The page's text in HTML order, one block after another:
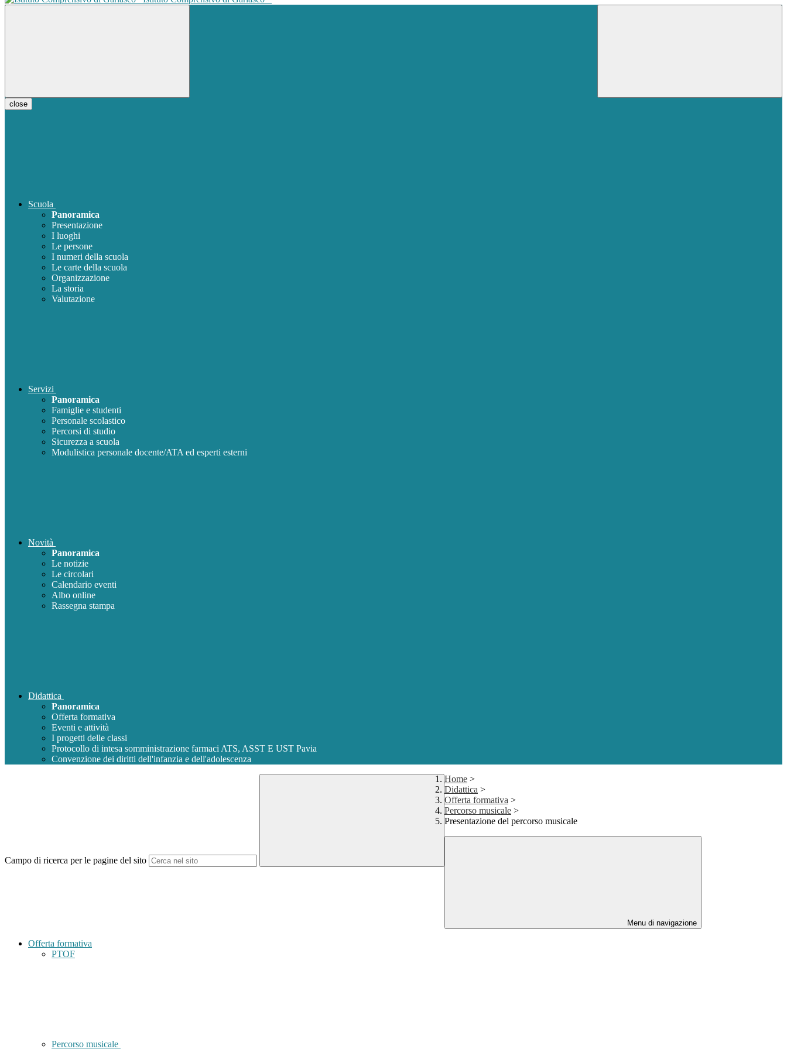
close
Scuola
Panoramica
Presentazione
I luoghi
Le persone
I numeri della scuola
Le carte della scuola
Organizzazione
La storia
Valutazione
Servizi
Panoramica
Famiglie e studenti
Personale scolastico
Percorsi di studio
Sicurezza a scuola
Modulistica personale docente/ATA ed esperti esterni
Novità
Panoramica
Le notizie
Le circolari
Calendario eventi
Albo online
Rassegna stampa
Didattica
Panoramica
Offerta formativa
Eventi e attività
I progetti delle classi
Protocollo di intesa somministrazione farmaci ATS, ASST E UST Pavia
Convenzione dei diritti dell'infanzia e dell'adolescenza
Campo di ricerca per le pagine del sito
Home >
Didattica >
Offerta formativa >
Percorso musicale >
Presentazione del percorso musicale
Menu di navigazione
Offerta formativa
PTOF
Percorso musicale